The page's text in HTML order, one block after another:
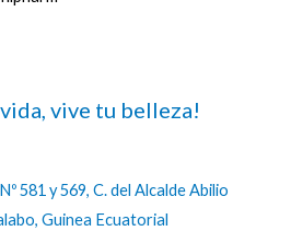
vive tu belleza!
Nº 581 y 569, C. del Alcalde Abilio
Guinea Ecuatorial